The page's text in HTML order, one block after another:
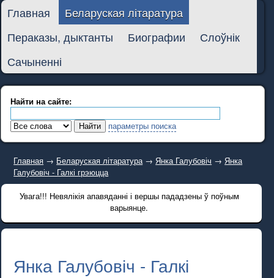
Главная
Беларуская літаратура
Пераказы, дыктанты
Биографии
Слоўнік
Сачыненні
Найти на сайте:
параметры поиска
Главная → Беларуская літаратура→Янка Галубовіч →Янка
Галубовіч - Галкі грэюцца
Увага!!! Невялікія апавяданні і вершы пададзены ў поўным
варыянце.
Янка Галубовіч - Галкі